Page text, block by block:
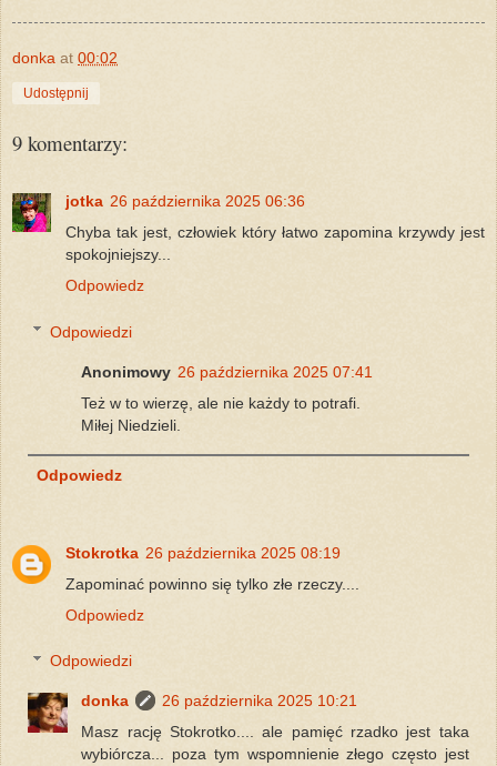
donka at 00:02
Udostępnij
9 komentarzy:
jotka 26 października 2025 06:36
Chyba tak jest, człowiek który łatwo zapomina krzywdy jest
spokojniejszy...
Odpowiedz
Odpowiedzi
Anonimowy 26 października 2025 07:41
Też w to wierzę, ale nie każdy to potrafi.
Miłej Niedzieli.
Odpowiedz
Stokrotka 26 października 2025 08:19
Zapominać powinno się tylko złe rzeczy....
Odpowiedz
Odpowiedzi
donka
26 października 2025 10:21
Masz rację Stokrotko.... ale pamięć rzadko jest taka
wybiórcza... poza tym wspomnienie złego często jest